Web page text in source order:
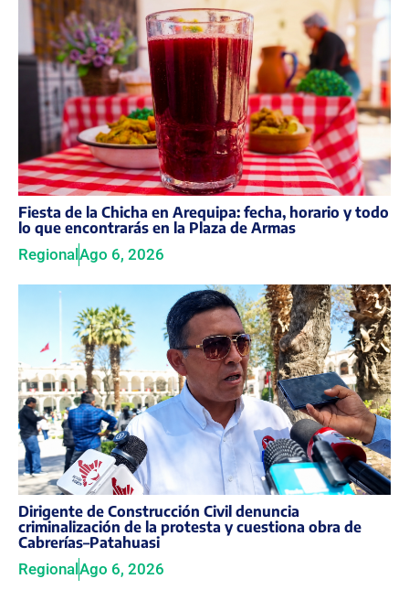
Fiesta de la Chicha en Arequipa: fecha, horario y todo
lo que encontrarás en la Plaza de Armas
Regional Ago 6, 2026
Dirigente de Construcción Civil denuncia
criminalización de la protesta y cuestiona obra de
Cabrerías–Patahuasi
RegionalAgo 6, 2026